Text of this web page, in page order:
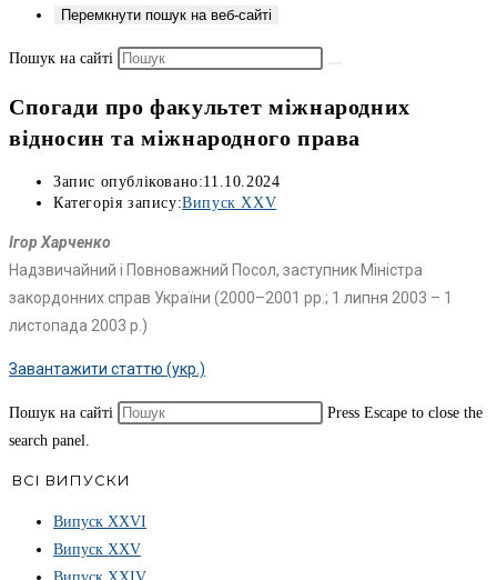
Перемкнути пошук на веб-сайті
Пошук на сайті
Спогади про факультет міжнародних
відносин та міжнародного права
Запис опубліковано:11.10.2024
Категорія запису:Випуск XXV
Ігор Харченко
Надзвичайний і Повноважний Посол, заступник Міністра
закордонних справ України (2000–2001 рр.; 1 липня 2003 – 1
листопада 2003 р.)
Завантажити статтю (укр.)
Пошук на сайті
Press Escape to close the
search panel.
ВСІ ВИПУСКИ
Випуск ХХVІ
Випуск XXV